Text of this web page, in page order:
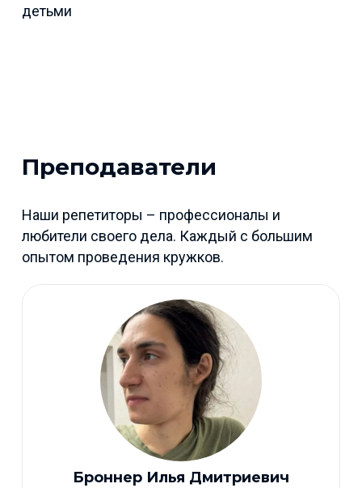
детьми
Преподаватели
Наши репетиторы – профессионалы и
любители своего дела. Каждый с большим
опытом проведения кружков.
Броннер Илья Дмитриевич